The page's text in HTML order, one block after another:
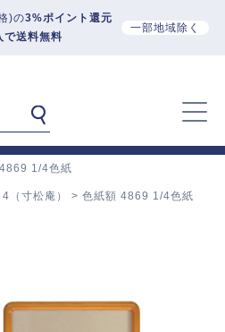
)の3%ポイント還元
送料無料
一部地域除く
1/4色紙
（寸松庵） 色紙額 4869 1/4色紙